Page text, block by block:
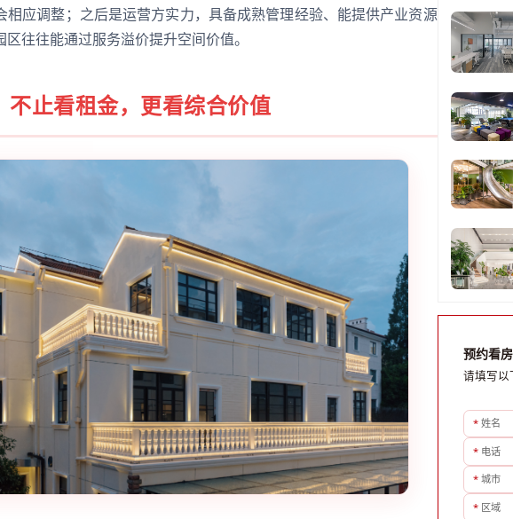
相应调整；之后是运营方实力，具备成熟管理经验、能提供产业资源
往往能通过服务溢价提升空间价值。
不止看租金，更看综合价值
预约看房
请填写以
* 姓名
* 电话
* 城市
* 区域